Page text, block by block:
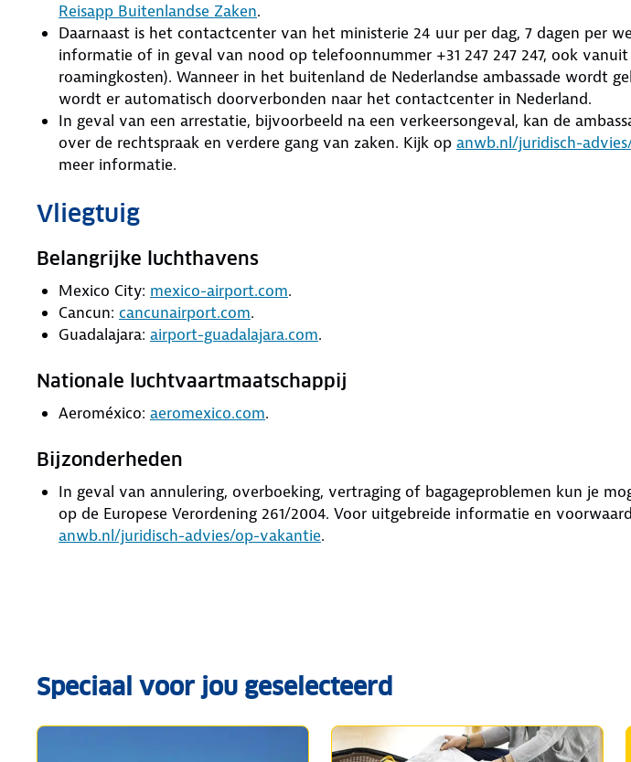
Reisapp Buitenlandse Zaken.
Daarnaast is het contactcenter van het ministerie 24 uur per dag, 7 dagen per
informatie of in geval van nood op telefoonnummer +31 247 247 247, ook
roamingkosten). Wanneer in het buitenland de Nederlandse ambassade wordt
wordt er automatisch doorverbonden naar het contactcenter in Nederland.
In geval van een arrestatie, bijvoorbeeld na een verkeersongeval, kan de
over de rechtspraak en verdere gang van zaken. Kijk op anwb.nl/juridisch-
meer informatie.
Vliegtuig
Belangrijke luchthavens
Mexico City: mexico-airport.com.
Cancun: cancunairport.com.
Guadalajara: airport-guadalajara.com.
Nationale luchtvaartmaatschappij
Aeroméxico: aeromexico.com.
Bijzonderheden
In geval van annulering, overboeking, vertraging of bagageproblemen kun je
op de Europese Verordening 261/2004. Voor uitgebreide informatie en
anwb.nl/juridisch-advies/op-vakantie.
Speciaal voor jou geselecteerd